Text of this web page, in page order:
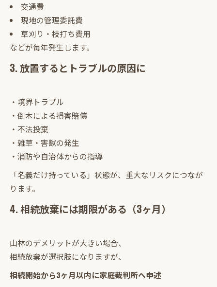
交通費
現地の管理委託費
草刈り・枝打ち費用
などが毎年発生します。
3. 放置するとトラブルの原因に
・境界トラブル
・倒木による損害賠償
・不法投棄
・雑草・害獣の発生
・消防や自治体からの指導
「名義だけ持っている」状態が、重大なリスクにつなが
ります。
4. 相続放棄には期限がある（3ヶ月）
山林のデメリットが大きい場合、
相続放棄が選択肢になりますが、
相続開始から3ヶ月以内に家庭裁判所へ申述